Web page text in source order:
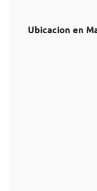
Ubicacion en